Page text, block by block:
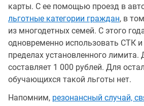
карты. С ее помощью проезд в
льготные категории граждан, в
из многодетных семей. С этого
одновременно использовать СТК
пределах установленного лимита.
составляет 1 000 рублей. Для
обучающихся такой льготы нет.
Напомним, резонансный случай,